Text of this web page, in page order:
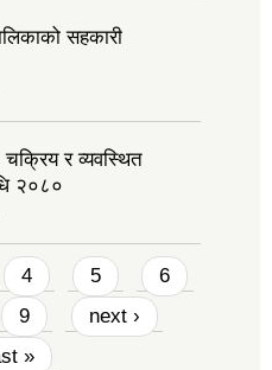
सहकारी
र व्यवस्थित
२०८०
4 5
6
9
next ›
»